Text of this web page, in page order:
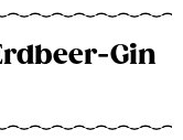
Gin